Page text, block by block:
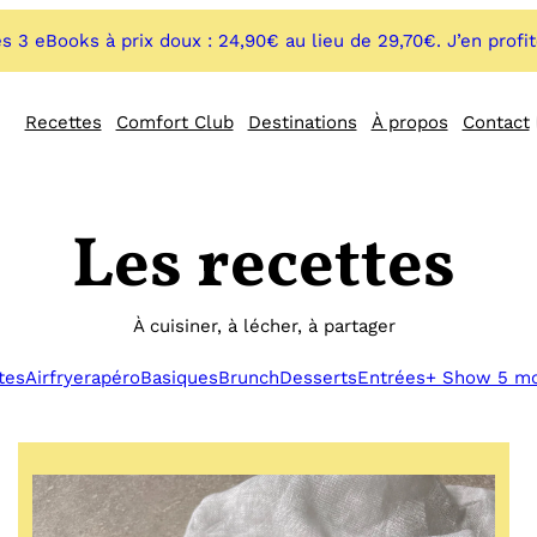
3 eBooks à prix doux : 24,90€ au lieu de 29,70€. J’en
Recettes Comfort Club Destinations À propos Contact
Les recettes
À cuisiner, à lécher, à partager
AirfryerapéroBasiquesBrunchDessertsEntrées+ Show 5